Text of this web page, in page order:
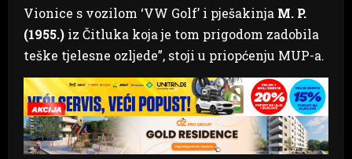
Vionice s vozilom ‘VW Golf’ i pješakinja M. P.
(1955.) iz Čitluka koja je tom prigodom zadobila
teške tjelesne ozljede”, stoji u priopćenju MUP-a.